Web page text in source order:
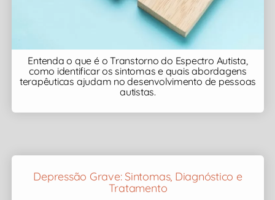
Entenda o que é o Transtorno do Espectro Autista,
como identificar os sintomas e quais abordagens
terapêuticas ajudam no desenvolvimento de pessoas
autistas.
Depressão Grave: Sintomas, Diagnóstico e
Tratamento